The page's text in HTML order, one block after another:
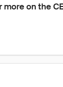
on the